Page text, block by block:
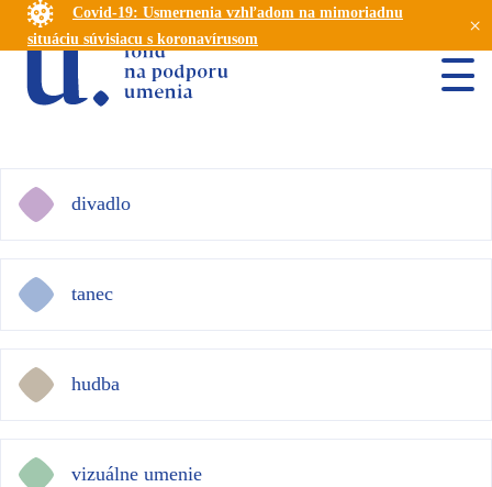
Covid-19: Usmernenia vzhľadom na mimoriadnu
situáciu súvisiacu s koronavírusom
×
divadlo
tanec
hudba
vizuálne umenie